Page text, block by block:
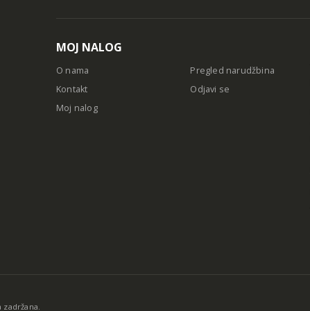
MOJ NALOG
O nama
Kontakt
Moj nalog
Pregled narudžbina
Odjavi se